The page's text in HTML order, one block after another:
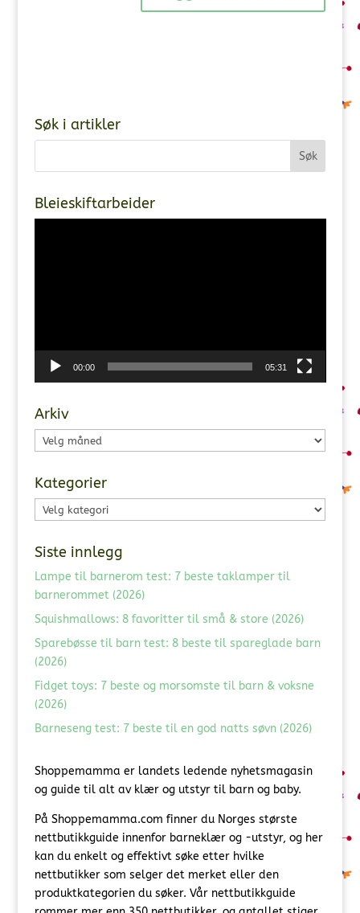
Søk i artikler
Bleieskiftarbeider
00:00 05:31
Arkiv
Arkiv
Kategorier
Kategorier
Siste innlegg
Lampe til barnerom test: 7 beste taklamper til
barnerommet (2026)
Squishmallows: 8 favoritter til små & store (2026)
Sparebøsse til barn test: 8 beste til spareglade barn
(2026)
Fidget toys: 7 beste og morsomste til barn & voksne
(2026)
Barneseng test: 7 beste til en god natts søvn (2026)
Shoppemamma er landets ledende nyhetsmagasin
og guide til alt av klær og utstyr til barn og baby.
På Shoppemamma.com finner du Norges største
nettbutikkguide innenfor barneklær og -utstyr, og her
kan du enkelt og effektivt søke etter hvilke
nettbutikker som selger det merket eller den
produktkategorien du søker. Vår nettbutikkguide